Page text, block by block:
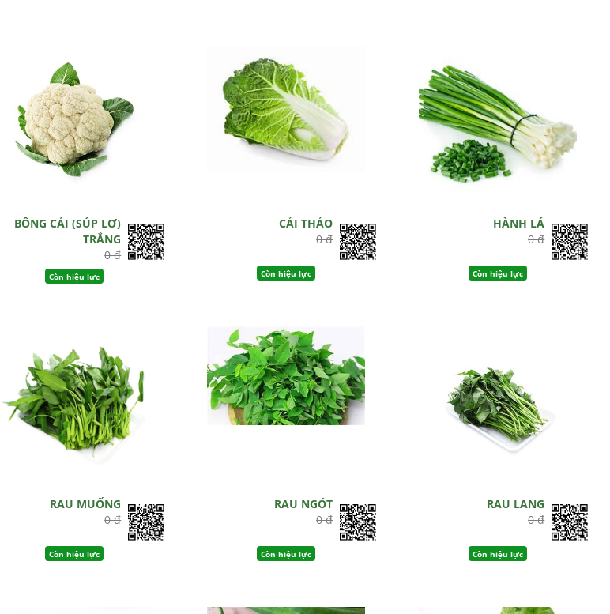
BÔNG CẢI (SÚP LƠ)
TRẮNG
0 đ
Còn hiệu lực
CẢI THẢO
0 đ
Còn hiệu lực
HÀNH LÁ
0 đ
Còn hiệu lực
RAU MUỐNG
0 đ
Còn hiệu lực
RAU NGÓT
0 đ
Còn hiệu lực
RAU LANG
0 đ
Còn hiệu lực